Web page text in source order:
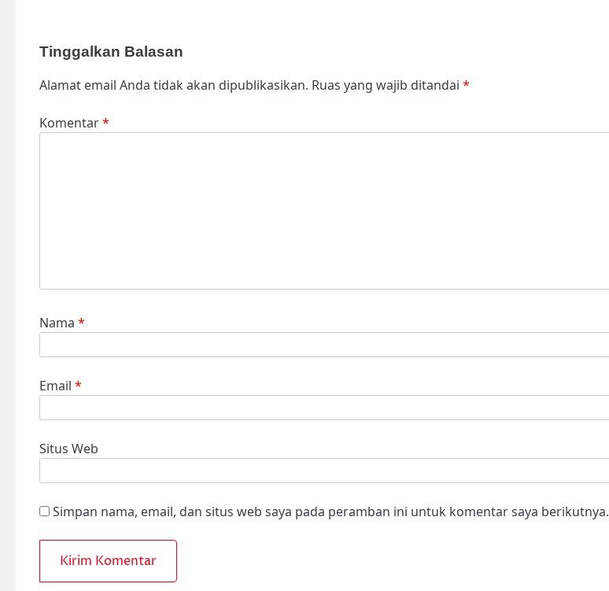
Tinggalkan Balasan
Alamat email Anda tidak akan dipublikasikan. Ruas yang wajib ditandai *
Komentar*
Nama *
Email *
Situs Web
Simpan nama, email, dan situs web saya pada peramban ini untuk komentar saya berikutnya.